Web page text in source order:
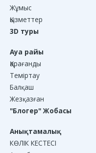
Жұмыс
Қызметтер
3D туры
Ауа райы
Қарағанды
Теміртау
Балқаш
Жезқазған
"Блогер" Жобасы
Анықтамалық
КӨЛІК КЕСТЕСІ